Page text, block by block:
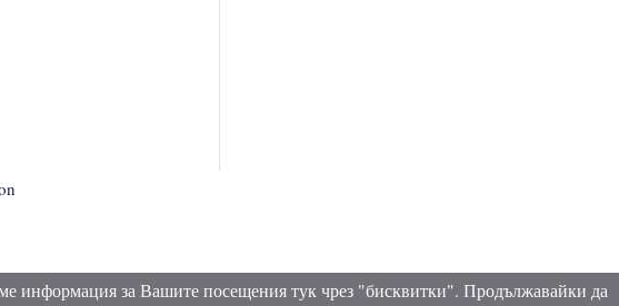
информация за Вашите посещения тук чрез "бисквитки". Продължавайки да